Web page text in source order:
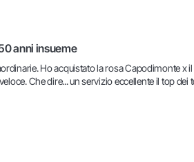
anni insueme
Ho acquistato la rosa Capodimonte x
Che dire... un servizio eccellente il top dei